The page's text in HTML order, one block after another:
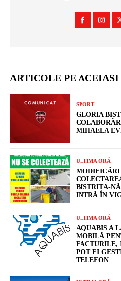
ARTICOLE PE
SPORT
GLORIA
MIHAELA
ULTIMA ORĂ
MODIFICĂRI
BISTRIȚA-
INTRĂ ÎN
ULTIMA ORĂ
AQUABIS A
MOBILĂ
FACTURILE,
POT FI
TELEFON